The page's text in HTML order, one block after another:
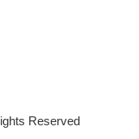
Reserved